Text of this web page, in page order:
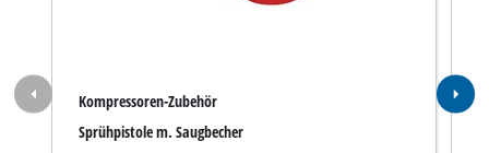
Kompressoren-Zubehör
Sprühpistole m. Saugbecher